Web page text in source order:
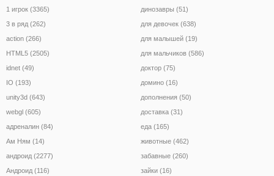
1 игрок (3365)
3 в ряд (262)
action (266)
HTML5 (2505)
idnet (49)
IO (193)
unity3d (643)
webgl (605)
адреналин (84)
Ам Ням (14)
андроид (2277)
Андроид (116)
динозавры (51)
для девочек (638)
для малышей (19)
для мальчиков (586)
доктор (75)
домино (16)
дополнения (50)
доставка (31)
еда (165)
животные (462)
забавные (260)
зайки (16)